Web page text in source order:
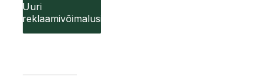
Uuri
reklaamivõimalusi